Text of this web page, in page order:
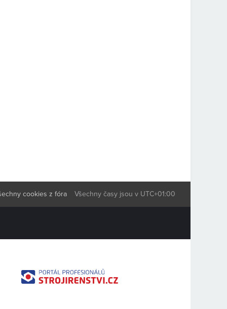
Všechny časy jsou v UTC+01:00
cookies z fóra